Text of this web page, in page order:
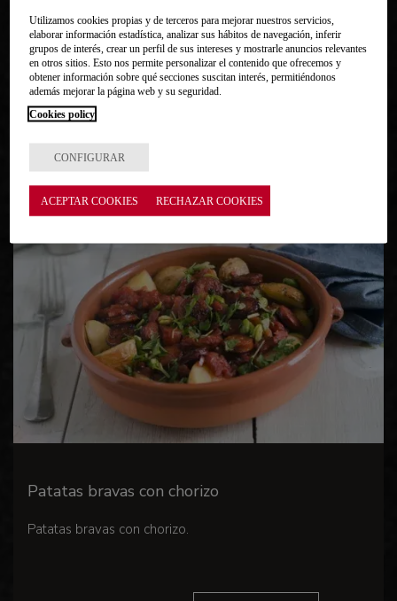
sabes lo que te pierdes. Tomar nota.
15 MIN EASY
Patatas bravas con chorizo
Patatas bravas con chorizo.
Utilizamos cookies propias y de terceros para mejorar nuestros servicios,
elaborar información estadística, analizar sus hábitos de navegación, inferir
grupos de interés, crear un perfil de sus intereses y mostrarle anuncios relevantes
en otros sitios. Esto nos permite personalizar el contenido que ofrecemos y
obtener información sobre qué secciones suscitan interés, permitiéndonos
además mejorar la página web y su seguridad.
Cookies policy
CONFIGURAR
RECHAZAR COOKIES
ACEPTAR COOKIES